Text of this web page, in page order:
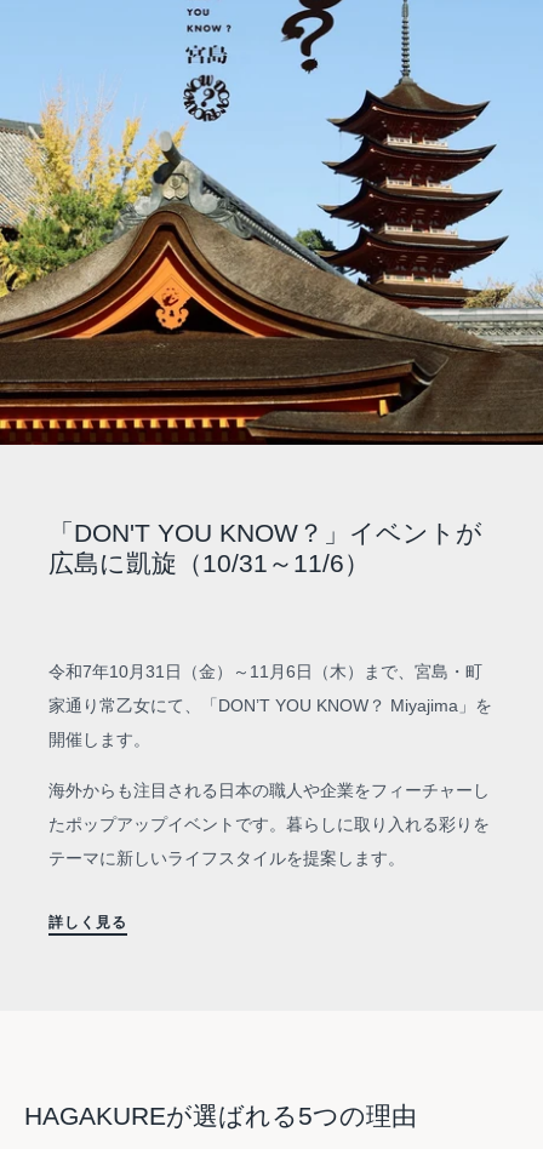
「DON'T YOU KNOW？」イベントが
広島に凱旋（10/31～11/6）
令和7年10月31日（金）～11月6日（木）まで、宮島・町
家通り常乙女にて、「DON’T YOU KNOW？ Miyajima」を
開催します。
海外からも注目される日本の職人や企業をフィーチャーし
たポップアップイベントです。暮らしに取り入れる彩りを
テーマに新しいライフスタイルを提案します。
詳しく見る
HAGAKUREが選ばれる5つの理由